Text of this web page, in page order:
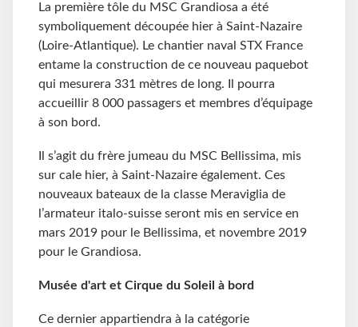
La première tôle du MSC Grandiosa a été
symboliquement découpée hier à Saint-Nazaire
(Loire-Atlantique). Le chantier naval STX France
entame la construction de ce nouveau paquebot
qui mesurera 331 mètres de long. Il pourra
accueillir 8 000 passagers et membres d’équipage
à son bord.
Il s’agit du frère jumeau du MSC Bellissima, mis
sur cale hier, à Saint-Nazaire également. Ces
nouveaux bateaux de la classe Meraviglia de
l’armateur italo-suisse seront mis en service en
mars 2019 pour le Bellissima, et novembre 2019
pour le Grandiosa.
Musée d'art et Cirque du Soleil à bord
Ce dernier appartiendra à la catégorie